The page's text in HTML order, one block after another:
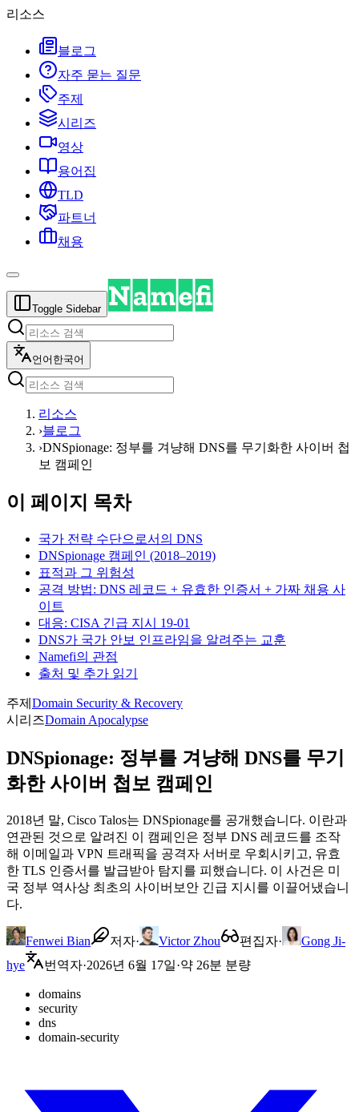
리소스
블로그
자주 묻는 질문
주제
시리즈
영상
용어집
TLD
파트너
채용
Toggle Sidebar
언어 한국어
리소스
›블로그
›DNSpionage: 정부를 겨냥해 DNS를 무기화한 사이버 첩
보 캠페인
이 페이지 목차
국가 전략 수단으로서의 DNS
DNSpionage 캠페인 (2018–2019)
표적과 그 위험성
공격 방법: DNS 레코드 + 유효한 인증서 + 가짜 채용 사
이트
대응: CISA 긴급 지시 19-01
DNS가 국가 안보 인프라임을 알려주는 교훈
Namefi의 관점
출처 및 추가 읽기
주제 Domain Security & Recovery
시리즈Domain Apocalypse
DNSpionage: 정부를 겨냥해 DNS를 무기
화한 사이버 첩보 캠페인
2018년 말, Cisco Talos는 DNSpionage를 공개했습니다. 이란과
연관된 것으로 알려진 이 캠페인은 정부 DNS 레코드를 조작
해 이메일과 VPN 트래픽을 공격자 서버로 우회시키고, 유효
한 TLS 인증서를 발급받아 탐지를 피했습니다. 이 사건은 미
국 정부 역사상 최초의 사이버보안 긴급 지시를 이끌어냈습니
다.
Fenwei Bian 저자· Victor Zhou 편집자·
Gong Ji-
hye
번역자·2026년 6월 17일·약 26분 분량
domains
security
dns
domain-security